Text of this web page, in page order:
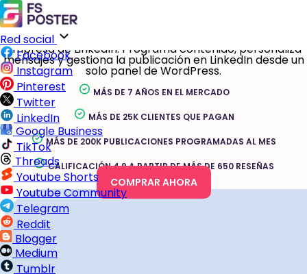
Red social
Facebook
Instagram
Pinterest
Twitter
LinkedIn
Google Business
TikTok
Threads
Youtube Shorts
Youtube Community
Telegram
Reddit
Blogger
Medium
Tumblr
Comparte automáticamente publicaciones de
WordPress, productos de WooCommerce y tipos de
contenido personalizados en perfiles y páginas de
empresa de LinkedIn. Programa contenido, personaliza
mensajes y gestiona la publicación en LinkedIn desde un
solo panel de WordPress.
MÁS DE 7 AÑOS EN EL MERCADO
MÁS DE 25K CLIENTES QUE PAGAN
MÁS DE 200K PUBLICACIONES PROGRAMADAS AL MES
CALIFICACIÓN 4.9 A PARTIR DE MÁS DE 650 RESEÑAS
COMPRAR AHORA